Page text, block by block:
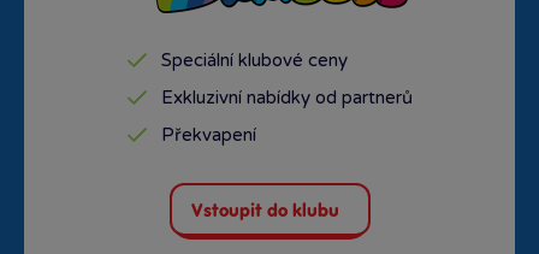
Speciální klubové ceny
Exkluzivní nabídky od partnerů
Překvapení
Vstoupit do klubu